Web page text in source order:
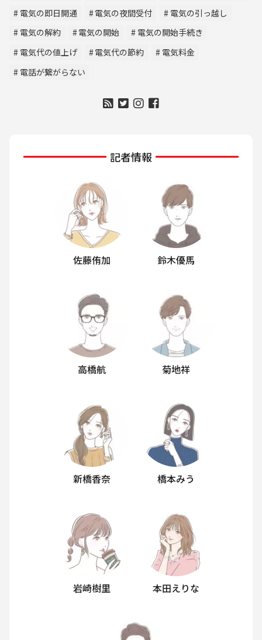
電気の即日開通
電気の夜間受付
電気の引っ越し
電気の解約
電気の開始
電気の開始手続き
電気代の値上げ
電気代の節約
電気料金
電話が繋がらない
記者情報
佐藤侑加 鈴木優馬
高橋航 菊地祥
新橋香奈 橋本みう
岩崎樹里 本田えりな